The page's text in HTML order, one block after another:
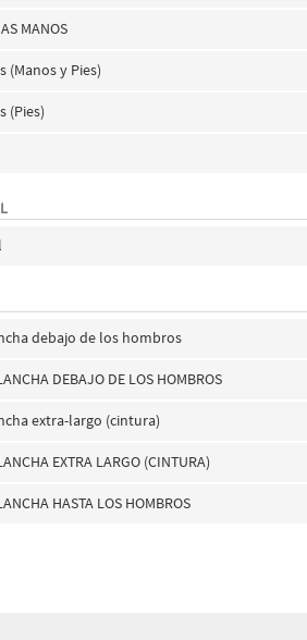
MANOS
(Manos y Pies)
(Pies)
debajo de los hombros
DEBAJO DE LOS HOMBROS
extra-largo (cintura)
EXTRA LARGO (CINTURA)
HASTA LOS HOMBROS